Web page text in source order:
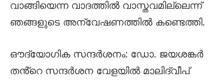
വാങ്ങിയെന്ന വാദത്തിൽ വാസ്തവമില്ലെന്ന്
ഞങ്ങളുടെ അന്വേഷണത്തിൽ കണ്ടെത്തി.
ഔദ്യോഗിക സന്ദർശനം: ഡോ. ജയശങ്കർ
തൻ്റെ സന്ദർശന വേളയിൽ മാലിദ്വീപ്